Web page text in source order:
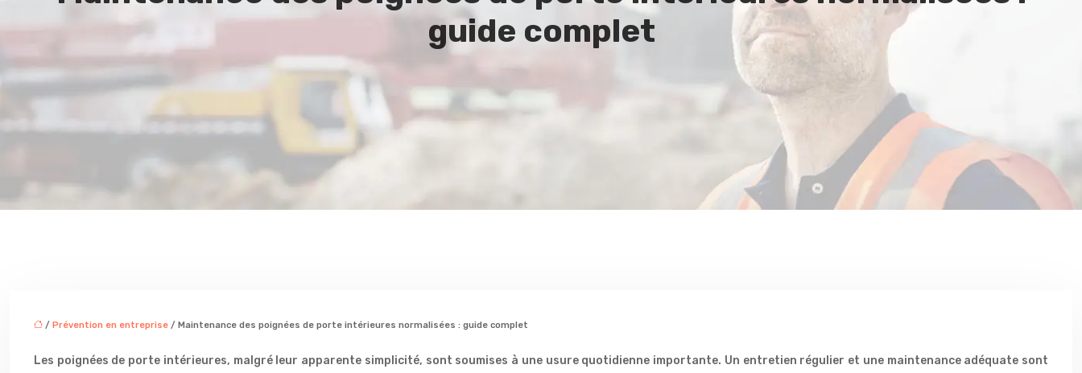
guide complet
/ Prévention en entreprise / Maintenance des poignées de porte intérieures normalisées : guide complet
Les poignées de porte intérieures, malgré leur apparente simplicité, sont soumises à une usure quotidienne importante. Un entretien régulier et une maintenance adéquate sont